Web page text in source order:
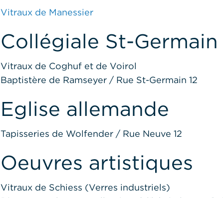
Vitraux de Manessier
Collégiale St-Germain
Vitraux de Coghuf et de Voirol
Baptistère de Ramseyer / Rue St-Germain 12
Eglise allemande
Tapisseries de Wolfender / Rue Neuve 12
Oeuvres artistiques
Vitraux de Schiess (Verres industriels)